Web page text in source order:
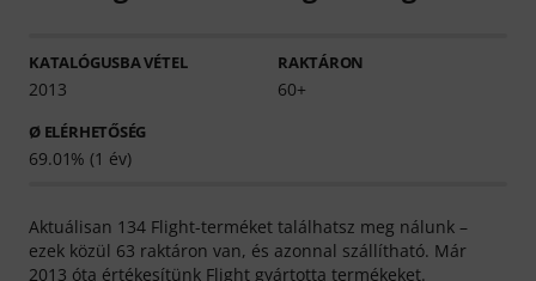
KATALÓGUSBA VÉTEL
2013
RAKTÁRON
60+
Ø ELÉRHETŐSÉG
69.01% (1 év)
Aktuálisan 134 Flight-terméket találhatsz meg nálunk –
ezek közül 63 raktáron van, és azonnal szállítható. Már
2013 óta értékesítünk Flight gyártotta termékeket.